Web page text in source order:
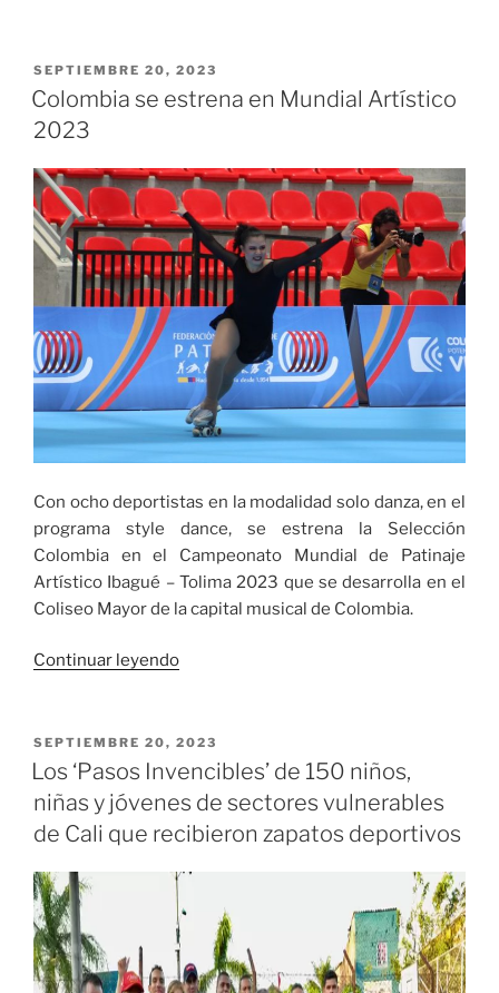
busca
frenar
Doradas
y
el
liderato
en
la
Liga»
PUBLICADO
EL
SEPTIEMBRE 20, 2023
Colombia se estrena en Mundial Artístico
2023
Con ocho deportistas en la modalidad solo danza, en el
programa style dance, se estrena la Selección
Colombia en el Campeonato Mundial de Patinaje
Artístico Ibagué – Tolima 2023 que se desarrolla en el
Coliseo Mayor de la capital musical de Colombia.
Continuar leyendo«Colombia
en
Mundial
Artístico
PUBLICADO
EL
SEPTIEMBRE 20, 2023
Los ‘Pasos Invencibles’ de 150 niños,
niñas y jóvenes de sectores vulnerables
de Cali que recibieron zapatos deportivos